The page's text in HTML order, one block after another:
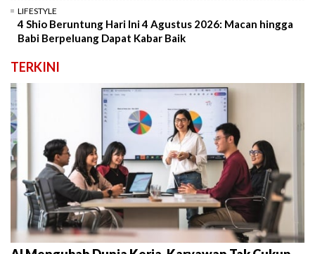
LIFESTYLE
4 Shio Beruntung Hari Ini 4 Agustus 2026: Macan hingga
Babi Berpeluang Dapat Kabar Baik
TERKINI